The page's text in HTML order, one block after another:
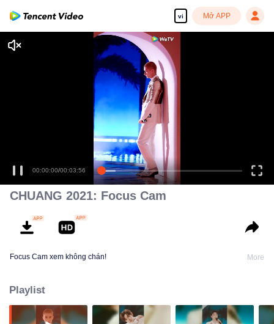
vi Mở APP
Tận hưởng những bộ phim truyền hình HD mượt mà
00:00:00/00:03:56
CHUANG 2021: Focus Cam
Focus Cam xem không chán! More
Playlist